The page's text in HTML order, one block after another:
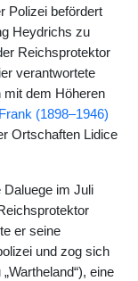
Polizei befördert
Heydrichs zu
Reichsprotektor
verantwortete
mit dem Höheren
(1898–1946)
Ortschaften Lidice
Daluege im Juli
er seine
und zog sich
eine